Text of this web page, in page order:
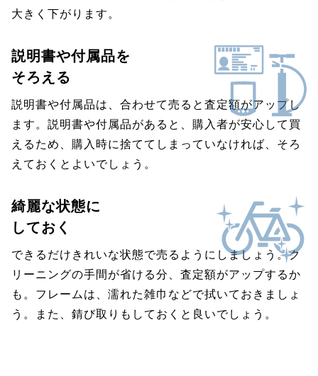
大きく下がります。
説明書や付属品を
そろえる
説明書や付属品は、合わせて売ると査定額がアップし
ます。説明書や付属品があると、購入者が安心して買
えるため、購入時に捨ててしまっていなければ、そろ
えておくとよいでしょう。
綺麗な状態に
しておく
できるだけきれいな状態で売るようにしましょう。ク
リーニングの手間が省ける分、査定額がアップするか
も。フレームは、濡れた雑巾などで拭いておきましょ
う。また、錆び取りもしておくと良いでしょう。